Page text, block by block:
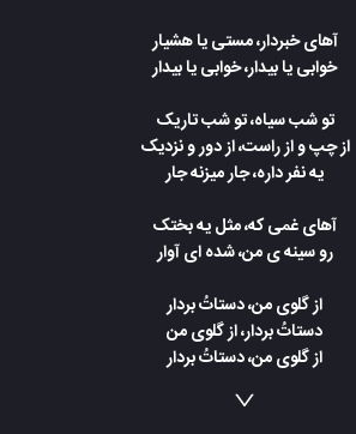
آهای خبردار، مستی یا هشیار
خوابی یا بیدار، خوابی یا بیدار
تو شب سیاه، تو شب تاریک
از چپ و از راست، از دور و نزدیک
یه نفر داره، جار میزنه جار
آهای غمی که، مثل یه بختک
رو سینه‌ ی من، شده‌ ای آوار
از گلوی من، دستاتُ بردار
دستاتُ بردار، از گلوی من
از گلوی من، دستاتُ بردار
کوچه‌ های شهر، پُرِ ولگرده